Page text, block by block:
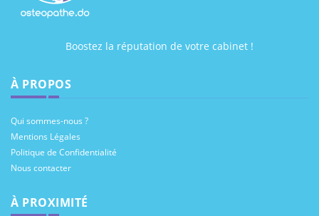
Boostez la réputation de votre cabinet !
À PROPOS
Qui sommes-nous ?
Mentions Légales
Politique de Confidentialité
Nous contacter
À PROXIMITÉ